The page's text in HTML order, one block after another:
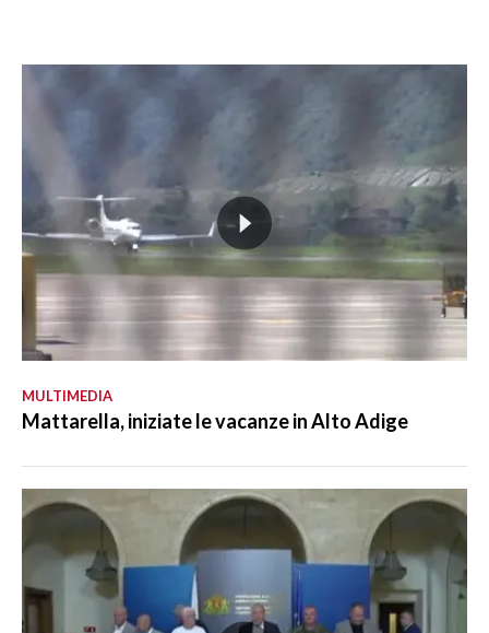
MULTIMEDIA
Mattarella, iniziate le vacanze in Alto Adige